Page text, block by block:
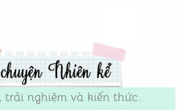
trải nghiệm và kiến thức.